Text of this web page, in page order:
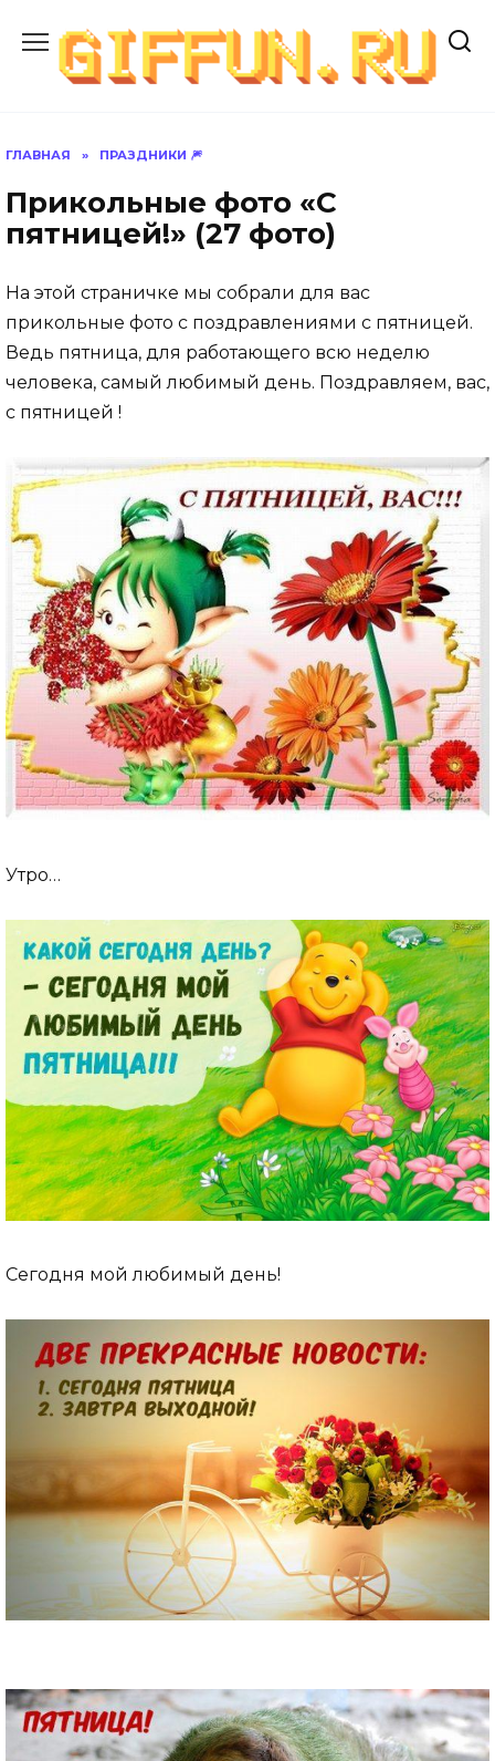
содержанию
ГЛАВНАЯ » ПРАЗДНИКИ 🎆
Прикольные фото «С
пятницей!» (27 фото)
На этой страничке мы собрали для вас
прикольные фото с поздравлениями с пятницей.
Ведь пятница, для работающего всю неделю
человека, самый любимый день. Поздравляем, вас,
с пятницей !
Утро…
Сегодня мой любимый день!